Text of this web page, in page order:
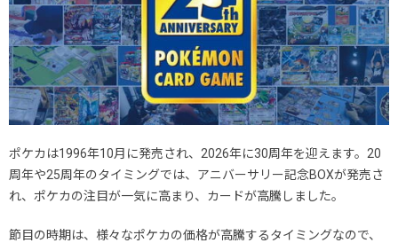
ポケカは1996年10月に発売され、2026年に30周年を迎えます。20
周年や25周年のタイミングでは、アニバーサリー記念BOXが発売さ
れ、ポケカの注目が一気に高まり、カードが高騰しました。
節目の時期は、様々なポケカの価格が高騰するタイミングなので、